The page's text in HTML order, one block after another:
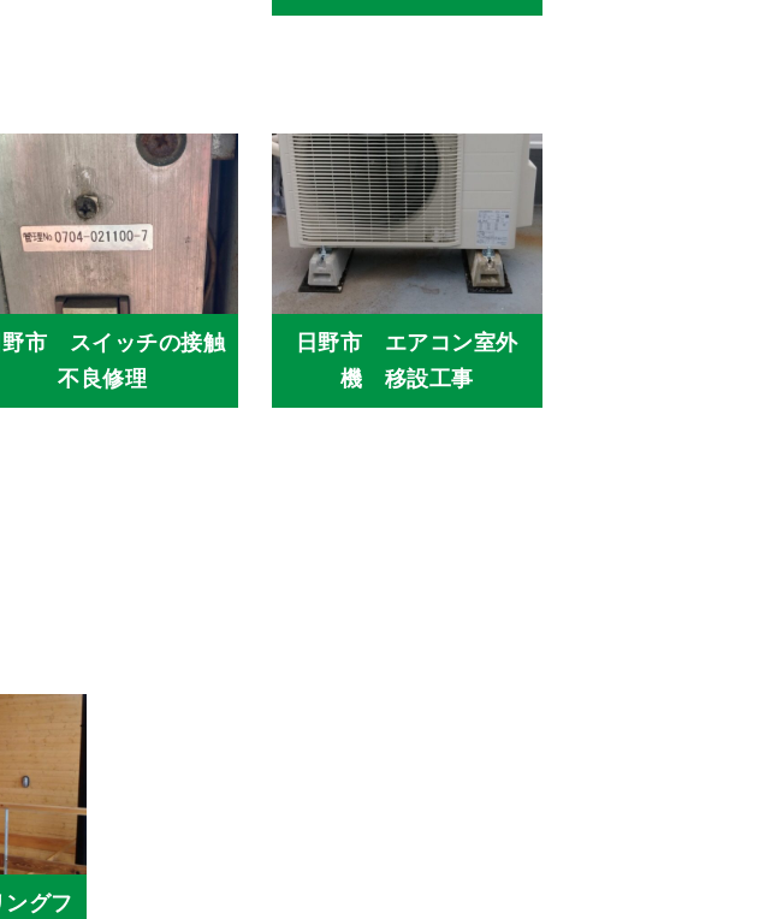
野市 スイッチの接触
不良修理
日野市 エアコン室外
機 移設工事
グフ